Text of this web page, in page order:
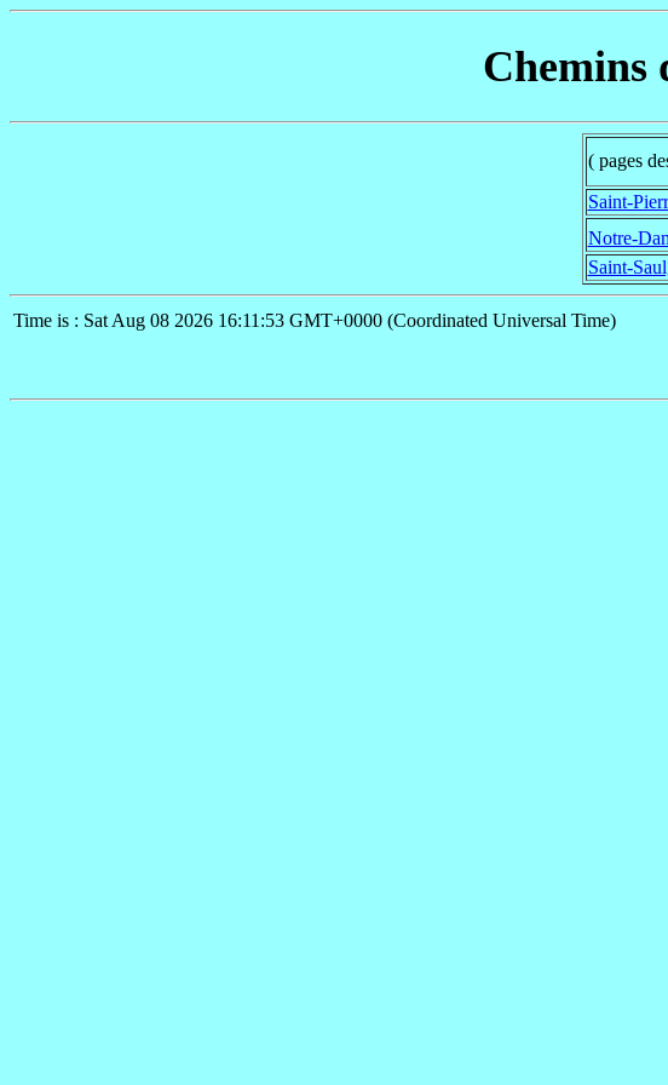
Chemins
( pages
Saint-
Notre-
Saint-
Time is : Sat Aug 08 2026 16:11:53 GMT+0000 (Coordinated Universal Time)